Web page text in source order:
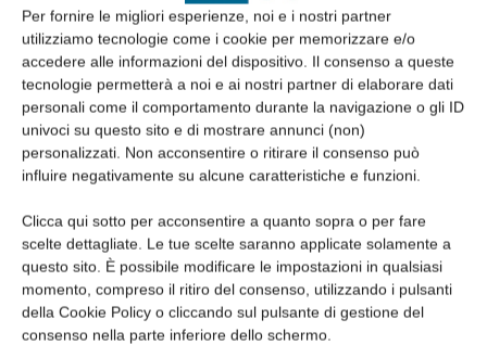
Per fornire le migliori esperienze, noi e i nostri partner
utilizziamo tecnologie come i cookie per memorizzare e/o
accedere alle informazioni del dispositivo. Il consenso a queste
tecnologie permetterà a noi e ai nostri partner di elaborare dati
personali come il comportamento durante la navigazione o gli ID
univoci su questo sito e di mostrare annunci (non)
personalizzati. Non acconsentire o ritirare il consenso può
influire negativamente su alcune caratteristiche e funzioni.
Clicca qui sotto per acconsentire a quanto sopra o per fare
scelte dettagliate. Le tue scelte saranno applicate solamente a
questo sito. È possibile modificare le impostazioni in qualsiasi
momento, compreso il ritiro del consenso, utilizzando i pulsanti
della Cookie Policy o cliccando sul pulsante di gestione del
consenso nella parte inferiore dello schermo.
Edicola web
Abbonati
Iscriviti alla newsletter